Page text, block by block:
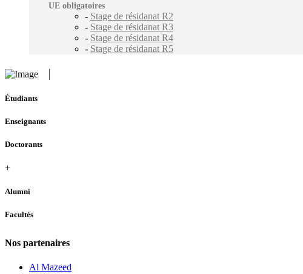
UE obligatoires
- Stage de résidanat R2
- Stage de résidanat R3
- Stage de résidanat R4
- Stage de résidanat R5
Étudiants
Enseignants
Doctorants
+
Alumni
Facultés
Nos partenaires
Al Mazeed